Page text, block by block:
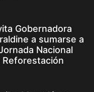
Gobernadora
a sumarse a
Nacional
Reforestación